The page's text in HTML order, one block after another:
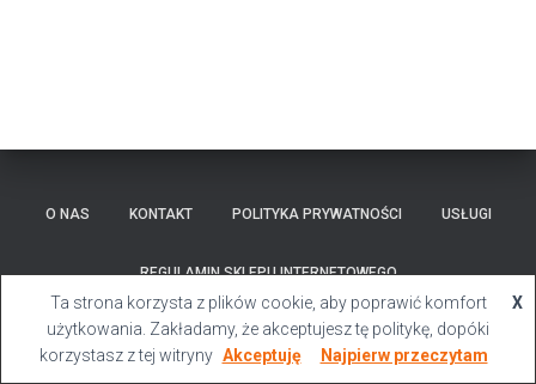
O NAS KONTAKT POLITYKA PRYWATNOŚCI USŁUGI
REGULAMIN SKLEPU INTERNETOWEGO
Hestia | Stworzone przezThemeIsle
Ta strona korzysta z plików cookie, aby poprawić komfort
użytkowania. Zakładamy, że akceptujesz tę politykę, dopóki
korzystasz z tej witryny
X
Akceptuję Najpierw przeczytam